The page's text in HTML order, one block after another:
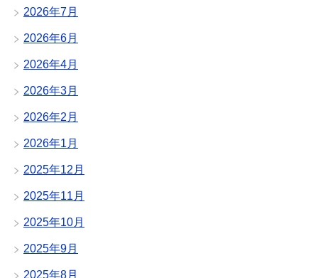
2026年7月
2026年6月
2026年4月
2026年3月
2026年2月
2026年1月
2025年12月
2025年11月
2025年10月
2025年9月
2025年8月